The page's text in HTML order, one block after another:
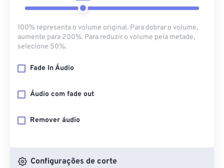
100% representa o volume original. Para dobrar o volume,
aumente para 200%. Para reduzir o volume pela metade,
selecione 50%.
Fade In Áudio
Áudio com fade out
Remover áudio
Configurações de corte